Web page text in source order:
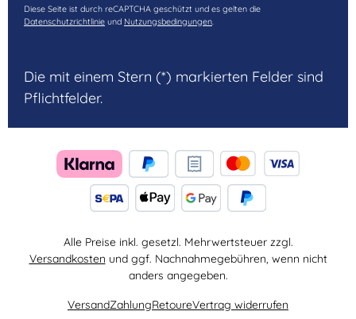
Diese Seite ist durch reCAPTCHA geschützt und es gelten die
Datenschutzrichtlinie und Nutzungsbedingungen
Die mit einem Stern (*) markierten Felder sind
Pflichtfelder.
Alle Preise inkl. gesetzl. Mehrwertsteuer zzgl.
Versandkosten und ggf. Nachnahmegebühren, wenn nicht
anders angegeben.
VersandZahlungRetoureVertrag widerrufen